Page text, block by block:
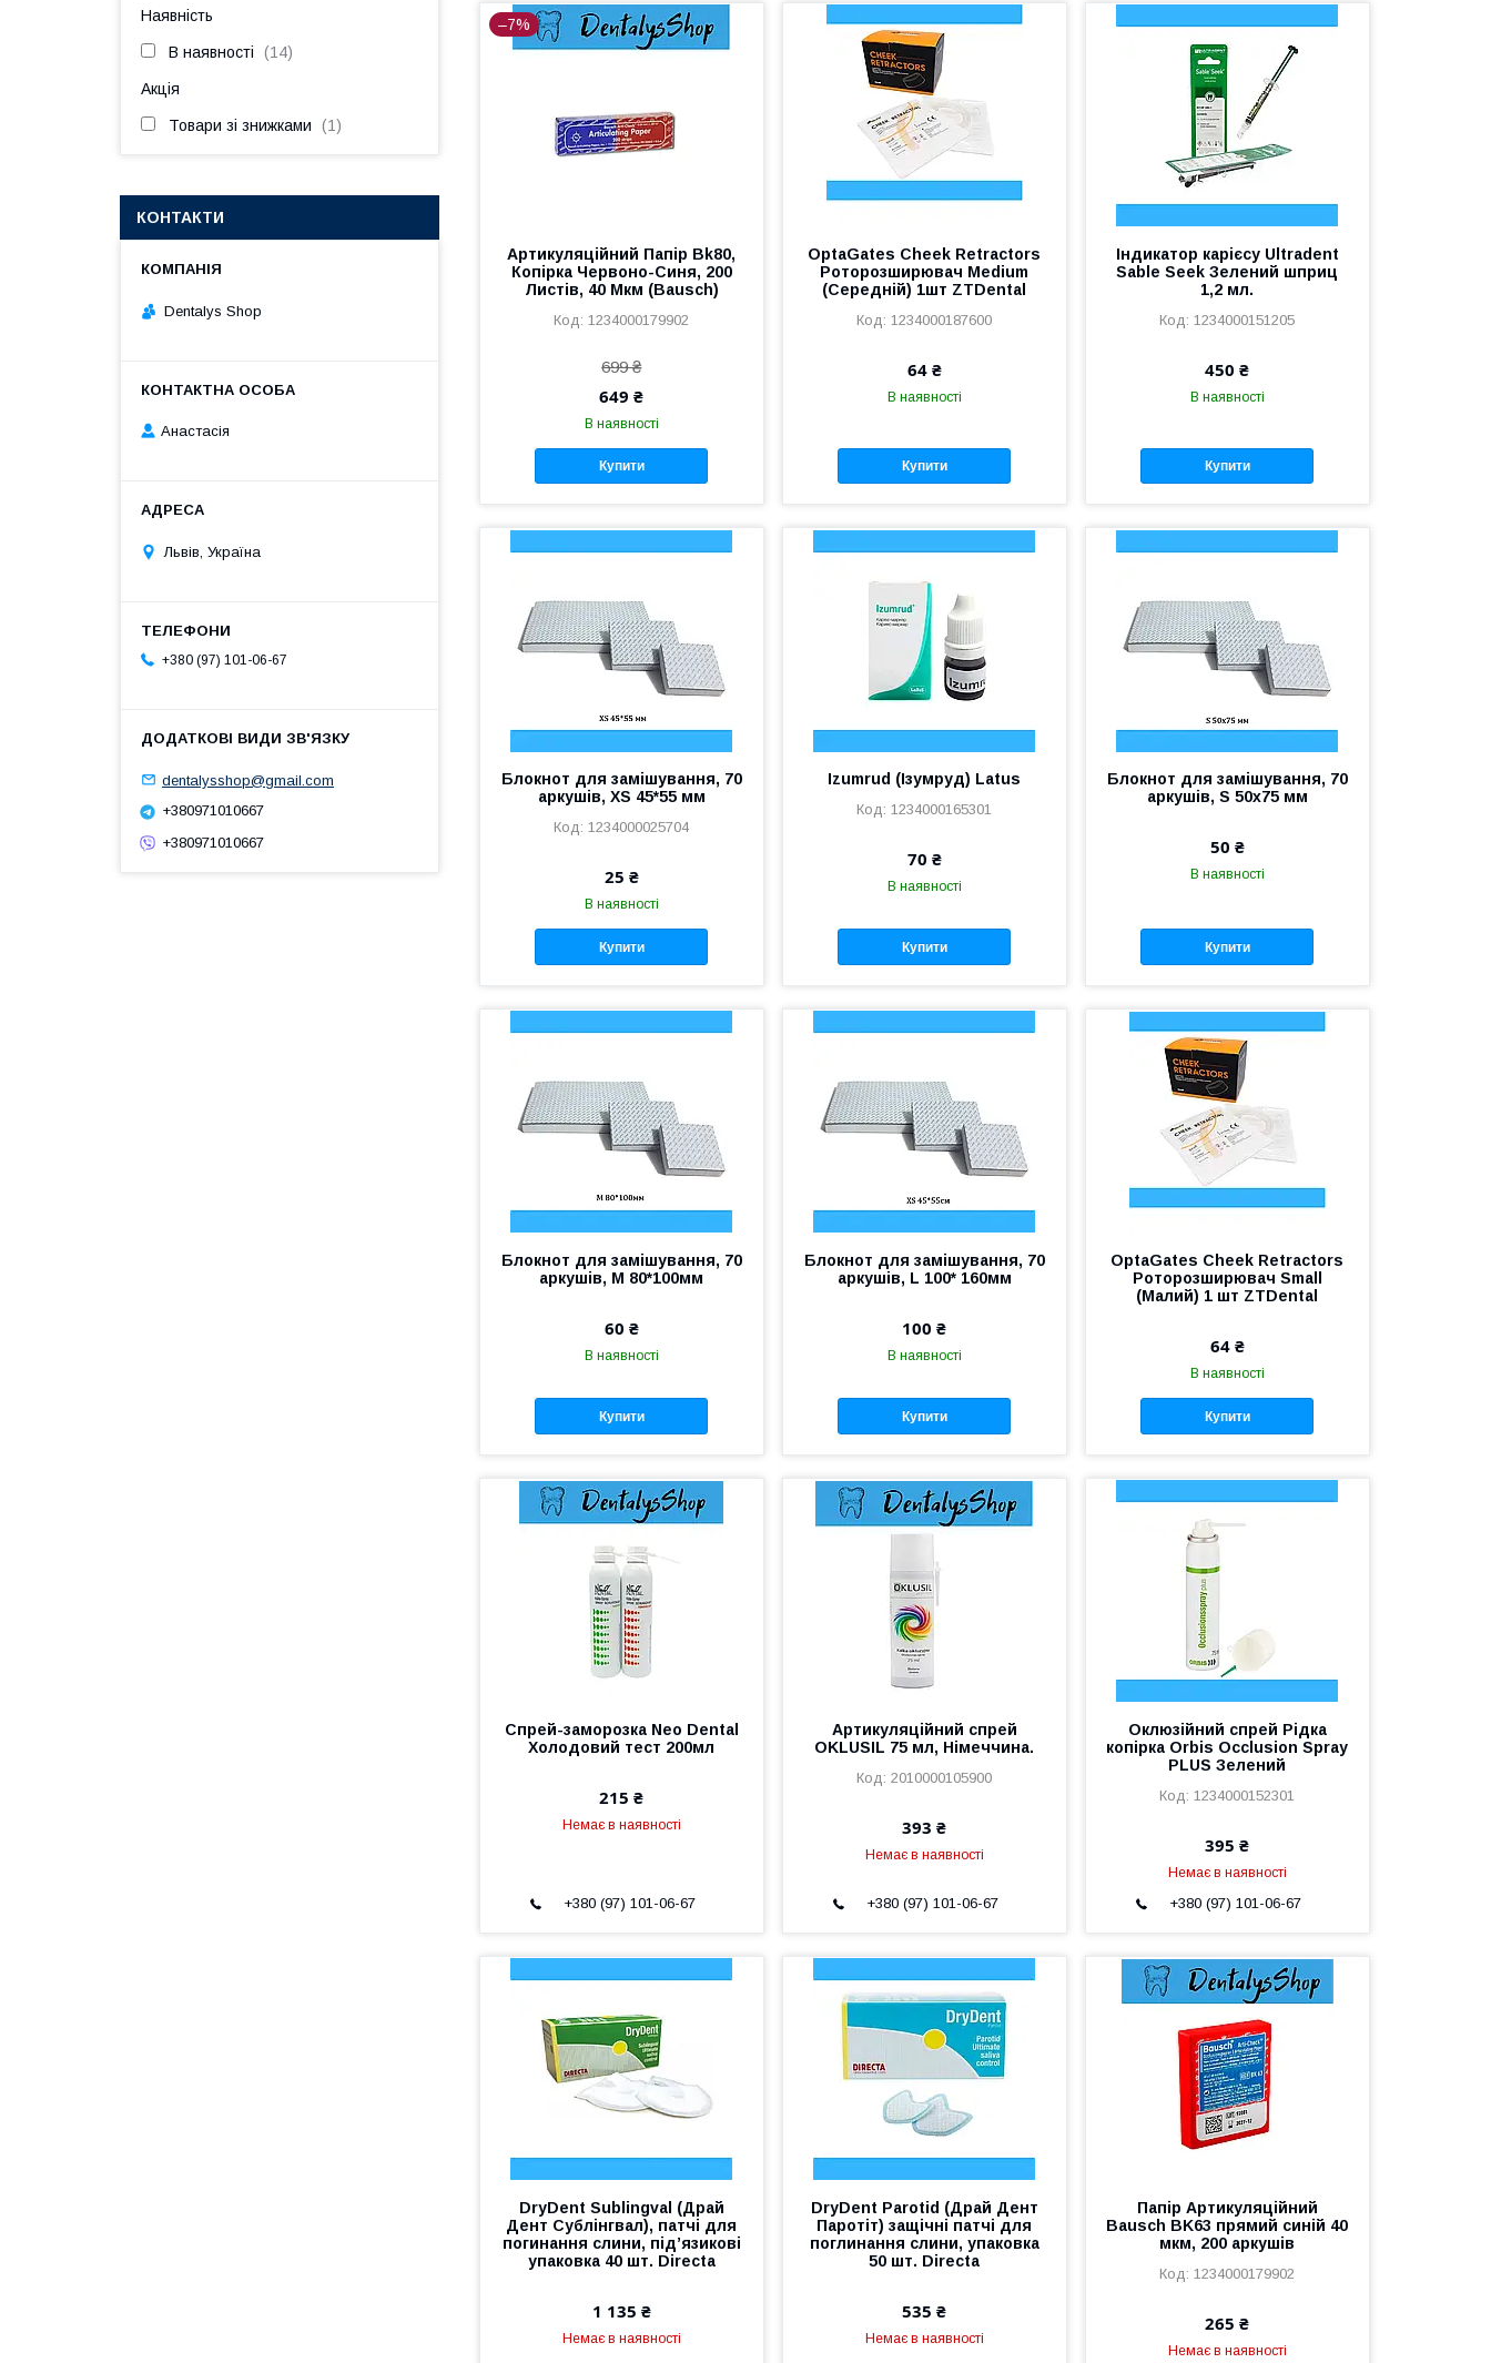
–7%
Артикуляційний Папір Bk80,
Копірка Червоно-Синя, 200
Листів, 40 Мкм (Bausch)
1234000179902
699 ₴
649 ₴
В наявності
Купити
OptaGates Cheek Retractors
Роторозширювач Medium
(Середній) 1шт ZTDental
1234000187600
64 ₴
В наявності
Купити
Індикатор карієсу Ultradent
Sable Seek Зелений шприц
1,2 мл.
1234000151205
450 ₴
В наявності
Купити
Блокнот для замішування, 70
аркушів, XS 45*55 мм
1234000025704
25 ₴
В наявності
Купити
Izumrud (Ізумруд) Latus
1234000165301
70 ₴
В наявності
Купити
Блокнот для замішування, 70
аркушів, S 50х75 мм
50 ₴
В наявності
Купити
Блокнот для замішування, 70
аркушів, M 80*100мм
60 ₴
В наявності
Купити
Блокнот для замішування, 70
аркушів, L 100* 160мм
100 ₴
В наявності
Купити
OptaGates Cheek Retractors
Роторозширювач Small
(Малий) 1 шт ZTDental
64 ₴
В наявності
Купити
Спрей-заморозка Neo Dental
Холодовий тест 200мл
215 ₴
Немає в наявності
+380 (97) 101-06-67
Артикуляційний спрей
OKLUSIL 75 мл, Німеччина.
2010000105900
393 ₴
Немає в наявності
+380 (97) 101-06-67
Оклюзійний спрей Рідка
копірка Orbis Occlusion Spray
PLUS Зелений
1234000152301
395 ₴
Немає в наявності
+380 (97) 101-06-67
DryDent Sublingval (Драй
Дент Сублінгвал), патчі для
погинання слини, під’язикові
упаковка 40 шт. Directa
1 135 ₴
Немає в наявності
DryDent Parotid (Драй Дент
Паротіт) защічні патчі для
поглинання слини, упаковка
50 шт. Directa
535 ₴
Немає в наявності
Папір Артикуляційний
Bausch BK63 прямий синій 40
мкм, 200 аркушів
1234000179902
265 ₴
Немає в наявності
Наявність
В наявності 14
Акція
Товари зі знижками 1
КОНТАКТИ
Dentalys Shop
Анастасія
Львів, Україна
+380 (97) 101-06-67
dentalysshop@gmail.com
+380971010667
+380971010667